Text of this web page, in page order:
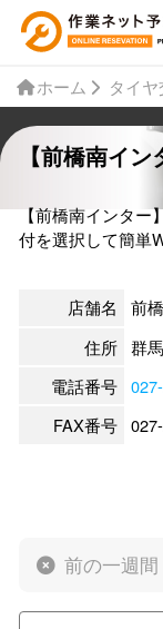
ホーム タイ
【前橋南イ
【前橋南インター
付を選択して簡単
店舗名
前
住所 群
電話番号
FAX番号
前の一週間